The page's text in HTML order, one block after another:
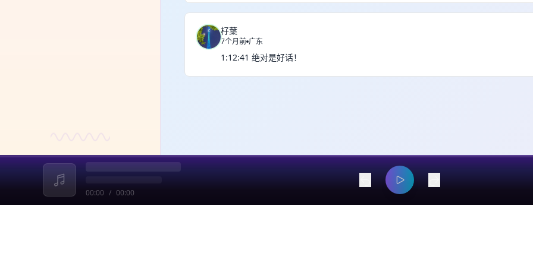
杍葉
7个月前 广东
1:12:41 绝对是好话！
00:00 / 00:00